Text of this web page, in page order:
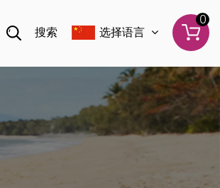
搜索 选择语言
0